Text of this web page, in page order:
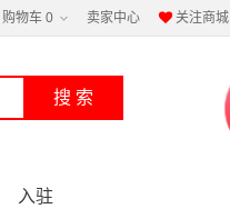
购物车 0 卖家中心 关注商城
入驻